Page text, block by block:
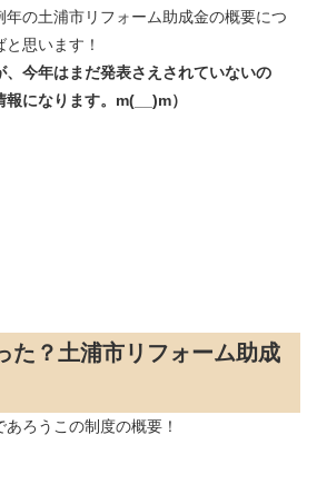
年の土浦市リフォーム助成金の概要につ
思います！
、今年はまだ発表さえされていないの
になります。m(__)m）
た？土浦市リフォーム助成
ろうこの制度の概要！